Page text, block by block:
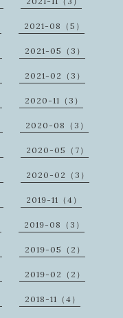
2021-08（5）
2021-05（3）
2021-02（3）
2020-11（3）
2020-08（3）
2020-05（7）
2020-02（3）
2019-11（4）
2019-08（3）
2019-05（2）
2019-02（2）
2018-11（4）